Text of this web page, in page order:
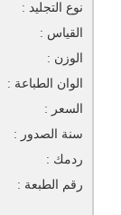
نوع التجليد :
القياس :
الوزن :
الوان الطباعة :
السعر :
سنة الصدور :
ردمك :
رقم الطبعة :